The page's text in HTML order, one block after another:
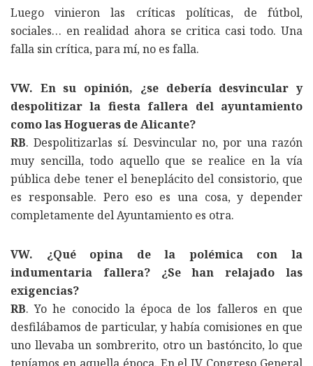
Luego vinieron las críticas políticas, de fútbol,
sociales… en realidad ahora se critica casi todo. Una
falla sin crítica, para mí, no es falla.
VW. En su opinión, ¿se debería desvincular y
despolitizar la fiesta fallera del ayuntamiento
como las Hogueras de Alicante?
RB. Despolitizarlas sí. Desvincular no, por una razón
muy sencilla, todo aquello que se realice en la vía
pública debe tener el beneplácito del consistorio, que
es responsable. Pero eso es una cosa, y depender
completamente del Ayuntamiento es otra.
VW. ¿Qué opina de la polémica con la
indumentaria fallera? ¿Se han relajado las
exigencias?
RB. Yo he conocido la época de los falleros en que
desfilábamos de particular, y había comisiones en que
uno llevaba un sombrerito, otro un bastóncito, lo que